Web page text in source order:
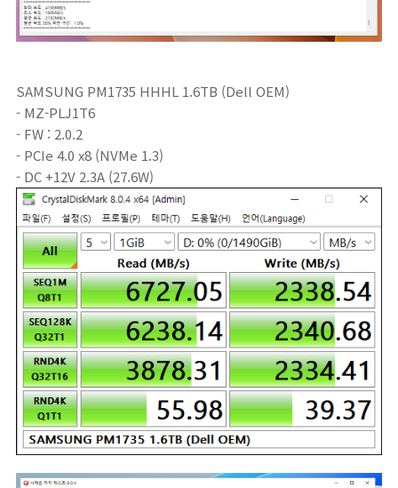
SAMSUNG PM1735 HHHL 1.6TB (Dell OEM)
- MZ-PLJ1T6
- FW : 2.0.2
- PCIe 4.0 x8 (NVMe 1.3)
- DC +12V 2.3A (27.6W)